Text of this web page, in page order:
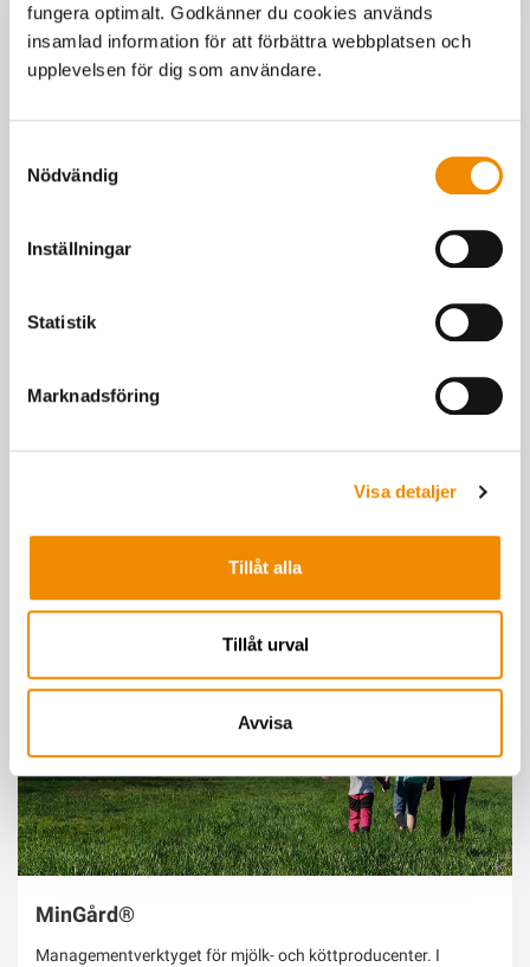
fungera optimalt. Godkänner du cookies används
insamlad information för att förbättra webbplatsen och
upplevelsen för dig som användare.
Nödvändig
Inställningar
Statistik
Marknadsföring
Visa detaljer
Tillåt alla
Tillåt urval
Avvisa
Alla nyckeltal i Kokontrollen
Det finns en mängd smarta nyckeltal som du kan använda för
MinGård®
Managementverktyget för mjölk- och köttproducenter. I